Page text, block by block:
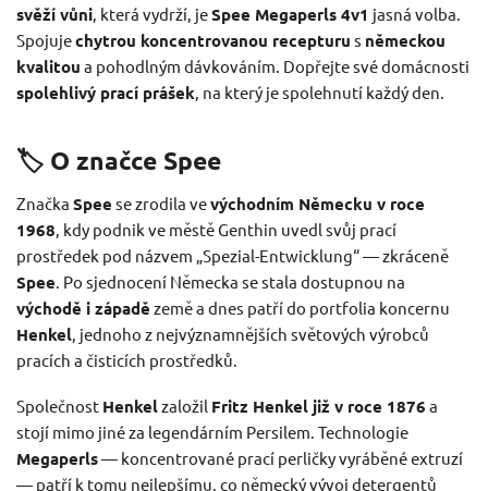
svěží vůni, která vydrží, jeSpee Megaperls 4v1 jasná volba.
Spojujechytrou koncentrovanou recepturu s německou
kvalitou a pohodlným dávkováním. Dopřejte své domácnosti
spolehlivý prací prášek, na který je spolehnutí každý den.
🏷️ O značce Spee
Značka Spee se zrodila vevýchodním Německu v roce
1968 , kdy podnik ve městě Genthin uvedl svůj prací
prostředek pod názvem „Spezial-Entwicklung“ — zkráceně
Spee . Po sjednocení Německa se stala dostupnou na
východě i západě země a dnes patří do portfolia koncernu
Henkel , jednoho z nejvýznamnějších světových výrobců
pracích a čisticích prostředků.
Společnost Henkelzaložil Fritz Henkel již v roce 1876 a
stojí mimo jiné za legendárním Persilem. Technologie
Megaperls— koncentrované prací perličky vyráběné extruzí
— patří k tomu nejlepšímu, co německý vývoj detergentů